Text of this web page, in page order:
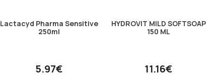
Lactacyd Pharma Sensitive
250ml
5.97€
HYDROVIT MILD SOFTSOAP
150 ML
11.16€